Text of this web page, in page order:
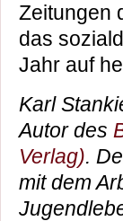
Zeitungen
das
Jahr auf
Karl
Autor des
Verlag).
mit dem